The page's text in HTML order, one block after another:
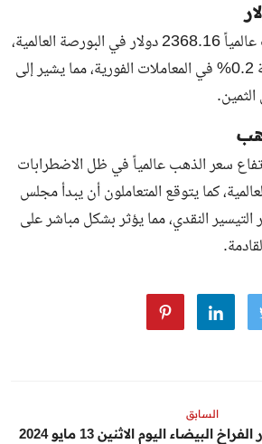
سجل سعر أوقية الذهب عالمياً 2368.16 دولار في البورصة العالمية،
مع تسجيل ارتفاع بنسبة 0.2% في المعاملات الفورية، مما يشير إلى
سعر الذهب عالمياً في ظل الاضطرابات
كما يتوقع المتعاملون أن يبدأ مجلس
التيسير النقدي، مما يؤثر بشكل مباشر على
السابق
بورصة الدواجن اسعار الفراخ البيضاء اليوم الاثنين 13 مايو 2024